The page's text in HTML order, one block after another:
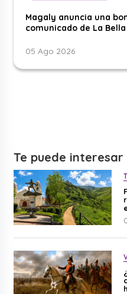
Magaly anuncia una
comunicado de La
05 Ago 2026
Te puede interesar